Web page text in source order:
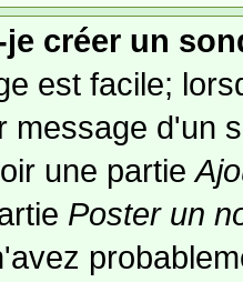
créer un
est facile;
message d'un
une partie
Poster un